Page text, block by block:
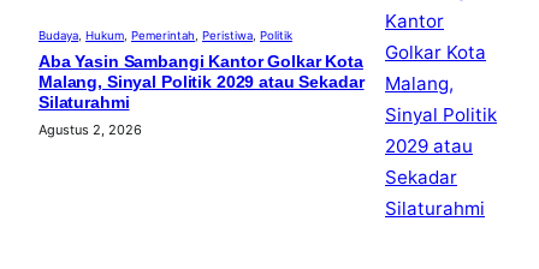
Budaya Hukum Pemerintah Peristiwa Politik
Aba Yasin Sambangi Kantor Golkar Kota
Malang, Sinyal Politik 2029 atau Sekadar
Silaturahmi
Agustus 2, 2026